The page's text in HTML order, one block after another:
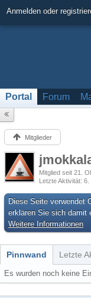
Anmelden oder
Portal Forum
Mitglieder
Mitglied seit 21.
Letzte Aktivität 6.
Diese Seite verwendet
erklären Sie sich damit
Weitere Informationen
Pinnwand Letzte
Es wurden noch keine